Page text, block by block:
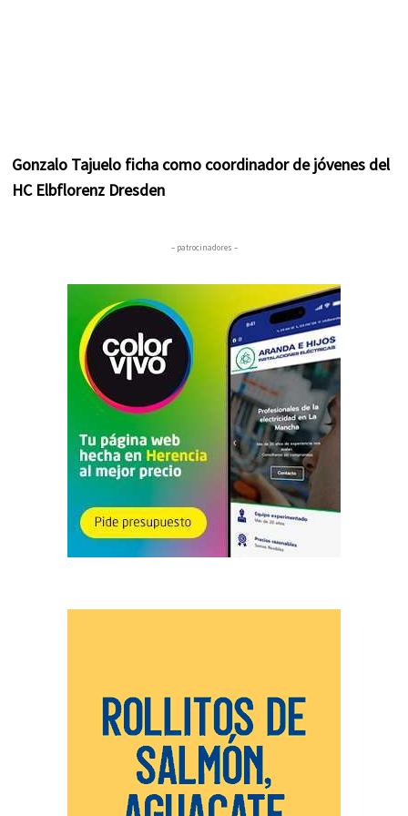
Gonzalo Tajuelo ficha como coordinador de jóvenes del
HC Elbflorenz Dresden
– patrocinadores –